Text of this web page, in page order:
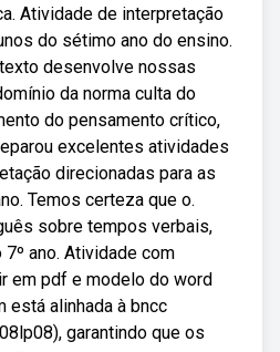
Atividade de interpretação
do sétimo ano do ensino.
desenvolve nossas
da norma culta do
do pensamento crítico,
excelentes atividades
direcionadas para as
Temos certeza que o.
sobre tempos verbais,
ano. Atividade com
em pdf e modelo do word
está alinhada à bncc
garantindo que os